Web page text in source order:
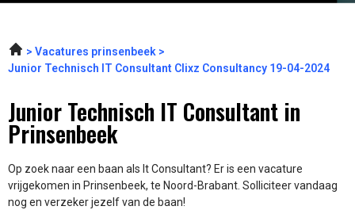
Vacatures prinsenbeek
Junior Technisch IT Consultant Clixz Consultancy 19-04-2024
Junior Technisch IT Consultant in
Prinsenbeek
Op zoek naar een baan als It Consultant? Er is een vacature
vrijgekomen in Prinsenbeek, te Noord-Brabant. Solliciteer vandaag
nog en verzeker jezelf van de baan!